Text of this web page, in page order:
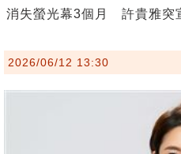
消失螢光幕3個月 許貴雅突
2026/06/12 13:30